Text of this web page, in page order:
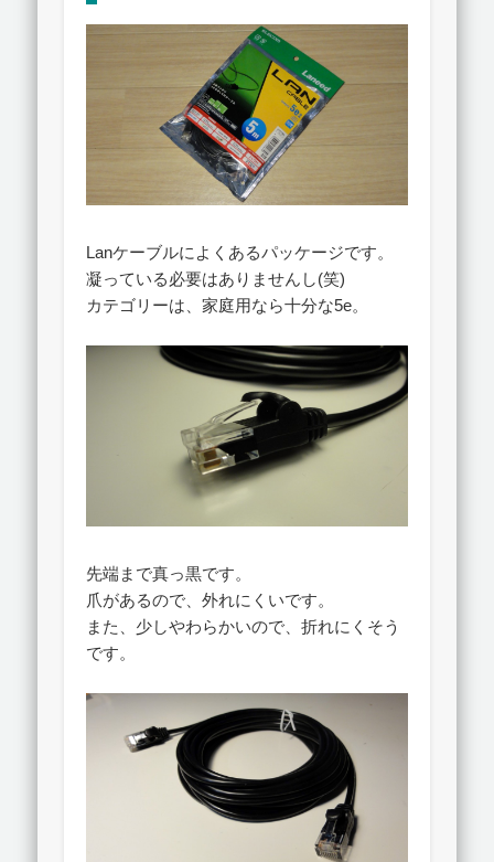
Lanケーブルによくあるパッケージです。
凝っている必要はありませんし(笑)
カテゴリーは、家庭用なら十分な5e。
先端まで真っ黒です。
爪があるので、外れにくいです。
また、少しやわらかいので、折れにくそう
です。